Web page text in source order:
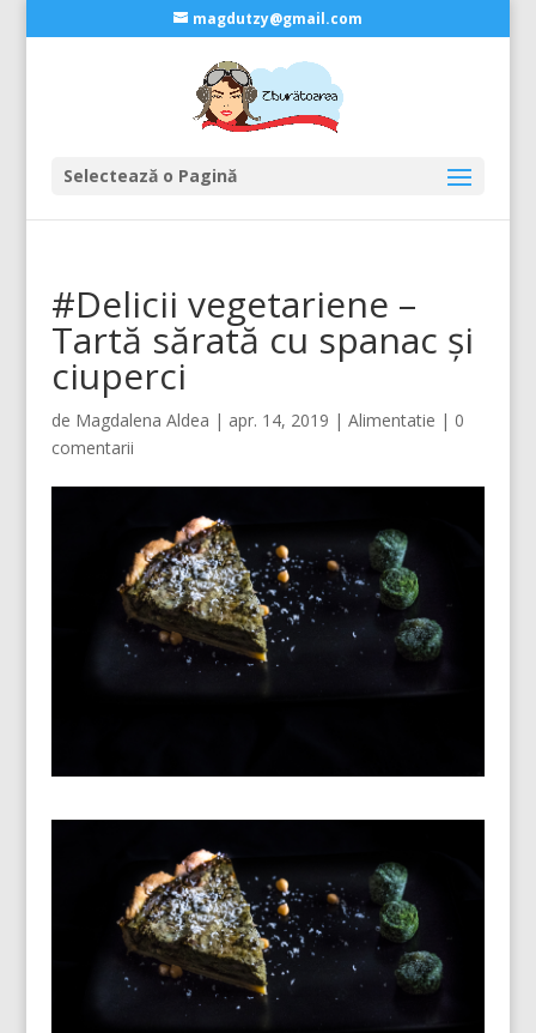
magdutzy@gmail.com
Selectează o Pagină
#Delicii vegetariene –
Tartă sărată cu spanac și
ciuperci
de Magdalena Aldea | apr. 14, 2019 | Alimentatie | 0
comentarii